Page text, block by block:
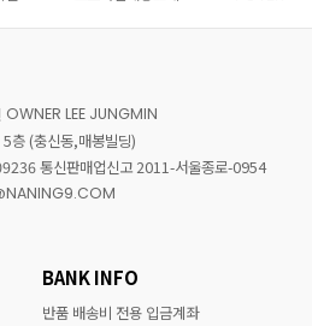
LEE JUNGMIN
층 (충신동,매봉빌딩)
통신판매업신고 2011-서울종로-0954
BANK INFO
반품 배송비 전용 입금계좌